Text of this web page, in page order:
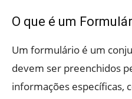
O que é um
Um formulário é um
devem ser preenchidos
informações específicas,